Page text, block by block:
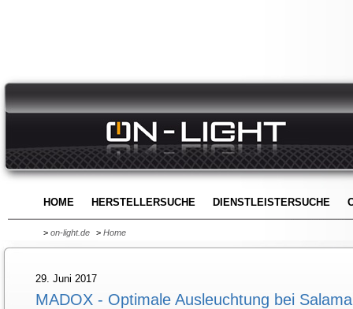
HOME HERSTELLERSUCHE DIENSTLEISTERSUCHE
> on-light.de > Home
29. Juni 2017
MADOX - Optimale Ausleuchtung bei